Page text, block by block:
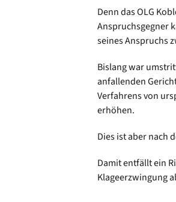
Denn das OLG
Anspruchsgegner
seines Anspruchs
Bislang war
anfallenden
Verfahrens von
erhöhen.
Dies ist aber nach
Damit entfällt ein
Klageerzwingung